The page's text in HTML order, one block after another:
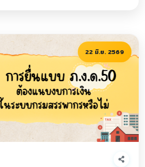
22 มิ.ย. 2569